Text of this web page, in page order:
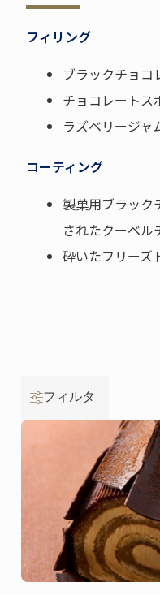
フィリング
ブラックチョコ
チョコレートス
ラズベリージャ
コーティング
製菓用ブラック
されたクーベル
砕いたフリーズ
フィルタ